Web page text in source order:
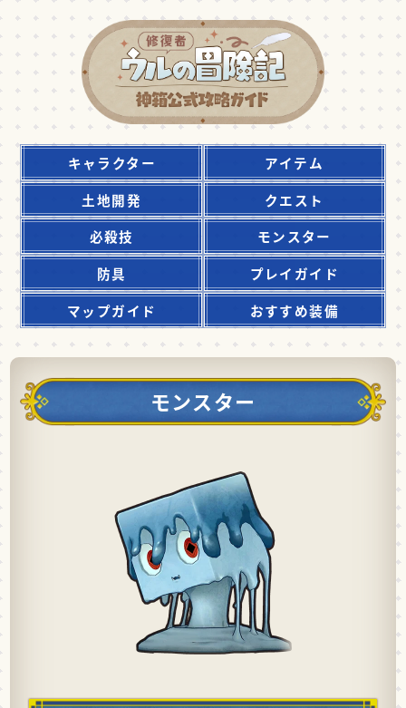
キャラクター
アイテム
土地開発
クエスト
必殺技
モンスター
防具
プレイガイド
マップガイド
おすすめ装備
モンスター